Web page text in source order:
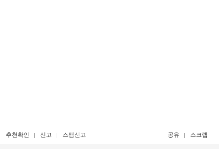
추천확인 신고 스팸신고 공유 스크랩